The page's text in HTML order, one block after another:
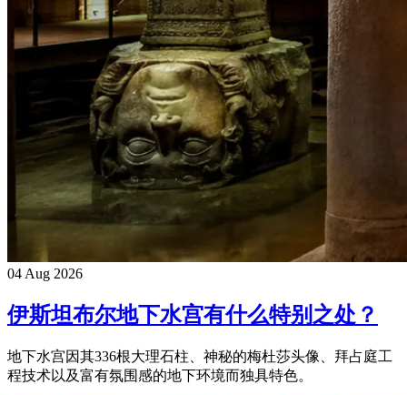
04 Aug 2026
伊斯坦布尔地下水宫有什么特别之处？
地下水宫因其336根大理石柱、神秘的梅杜莎头像、拜占庭工
程技术以及富有氛围感的地下环境而独具特色。